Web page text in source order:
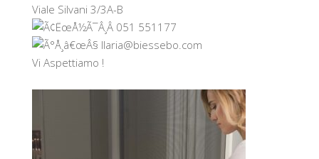
Viale Silvani 3/3A-B
051 551177
Ilaria@biessebo.com
Vi Aspettiamo !